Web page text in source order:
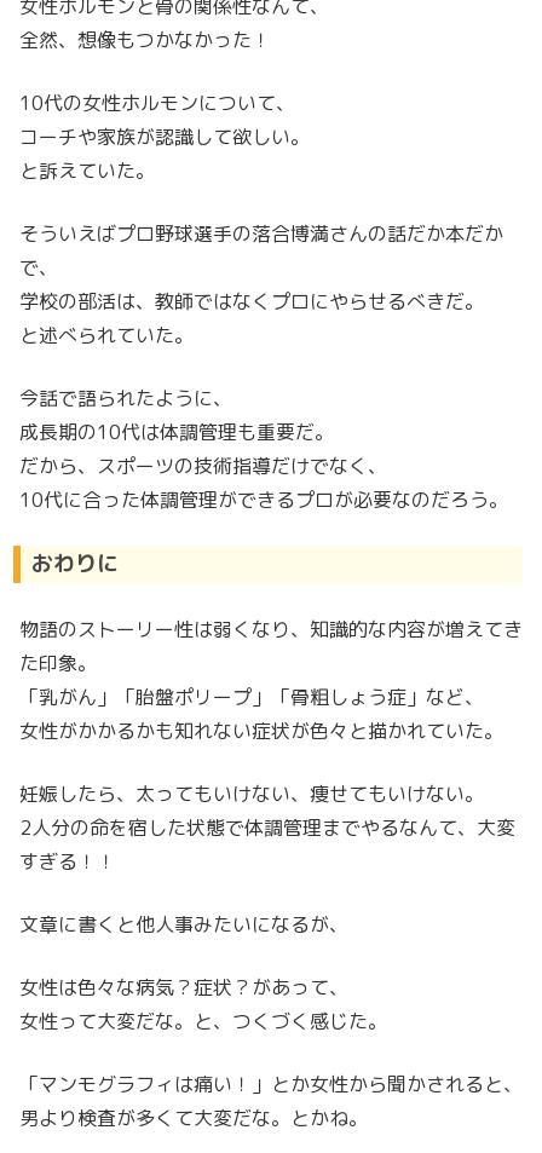
女性ホルモンと骨の関係性なんて、
全然、想像もつかなかった！
10代の女性ホルモンについて、
コーチや家族が認識して欲しい。
と訴えていた。
そういえばプロ野球選手の落合博満さんの話だか本だか
で、
学校の部活は、教師ではなくプロにやらせるべきだ。
と述べられていた。
今話で語られたように、
成長期の10代は体調管理も重要だ。
だから、スポーツの技術指導だけでなく、
10代に合った体調管理ができるプロが必要なのだろう。
おわりに
物語のストーリー性は弱くなり、知識的な内容が増えてき
た印象。
「乳がん」「胎盤ポリープ」「骨粗しょう症」など、
女性がかかるかも知れない症状が色々と描かれていた。
妊娠したら、太ってもいけない、痩せてもいけない。
2人分の命を宿した状態で体調管理までやるなんて、大変
すぎる！！
文章に書くと他人事みたいになるが、
女性は色々な病気？症状？があって、
女性って大変だな。と、つくづく感じた。
「マンモグラフィは痛い！」とか女性から聞かされると、
男より検査が多くて大変だな。とかね。